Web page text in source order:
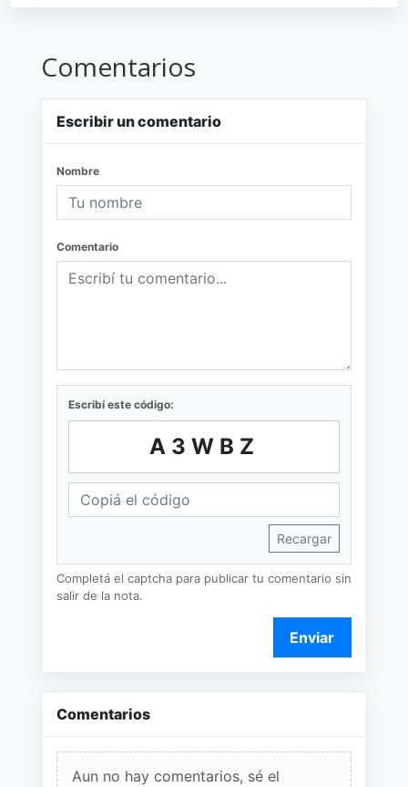
Comentarios
Escribir un comentario
Nombre
Comentario
Escribí este código:
A3WBZ
Recargar
Completá el captcha para publicar tu comentario sin
salir de la nota.
Enviar
Comentarios
Aun no hay comentarios, sé el